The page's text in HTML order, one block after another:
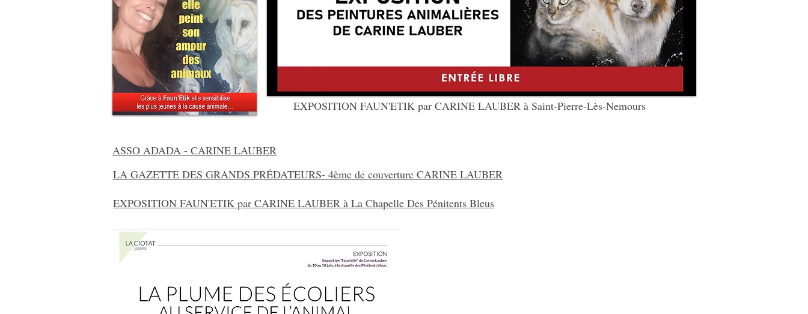
EXPOSITION FAUN'ETIK par CARINE LAUBER à Saint-Pierre-Lès-Nemours
ASSO ADADA - CARINE LAUBER
LA GAZETTE DES GRANDS PRÉDATEURS- 4ème de couverture CARINE LAUBER
EXPOSITION FAUN'ETIK par CARINE LAUBER à La Chapelle Des Pénitents Bleus